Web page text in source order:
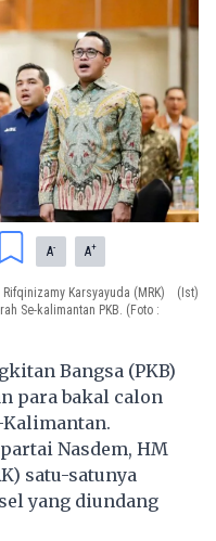
A- A+
Karsyayuda (MRK)
Se-kalimantan PKB. (Foto :
(Ist)
Bangsa (PKB)
para bakal calon
Kalimantan.
Nasdem, HM
satu-satunya
yang diundang